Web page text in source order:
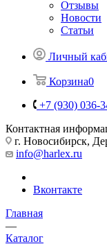
Отзывы
Новости
Статьи
Личный
Корзина0
+7 (930) 036-
Контактная
г. Новосибирск,
info@harlex.ru
Вконтакте
Главная
—
Каталог